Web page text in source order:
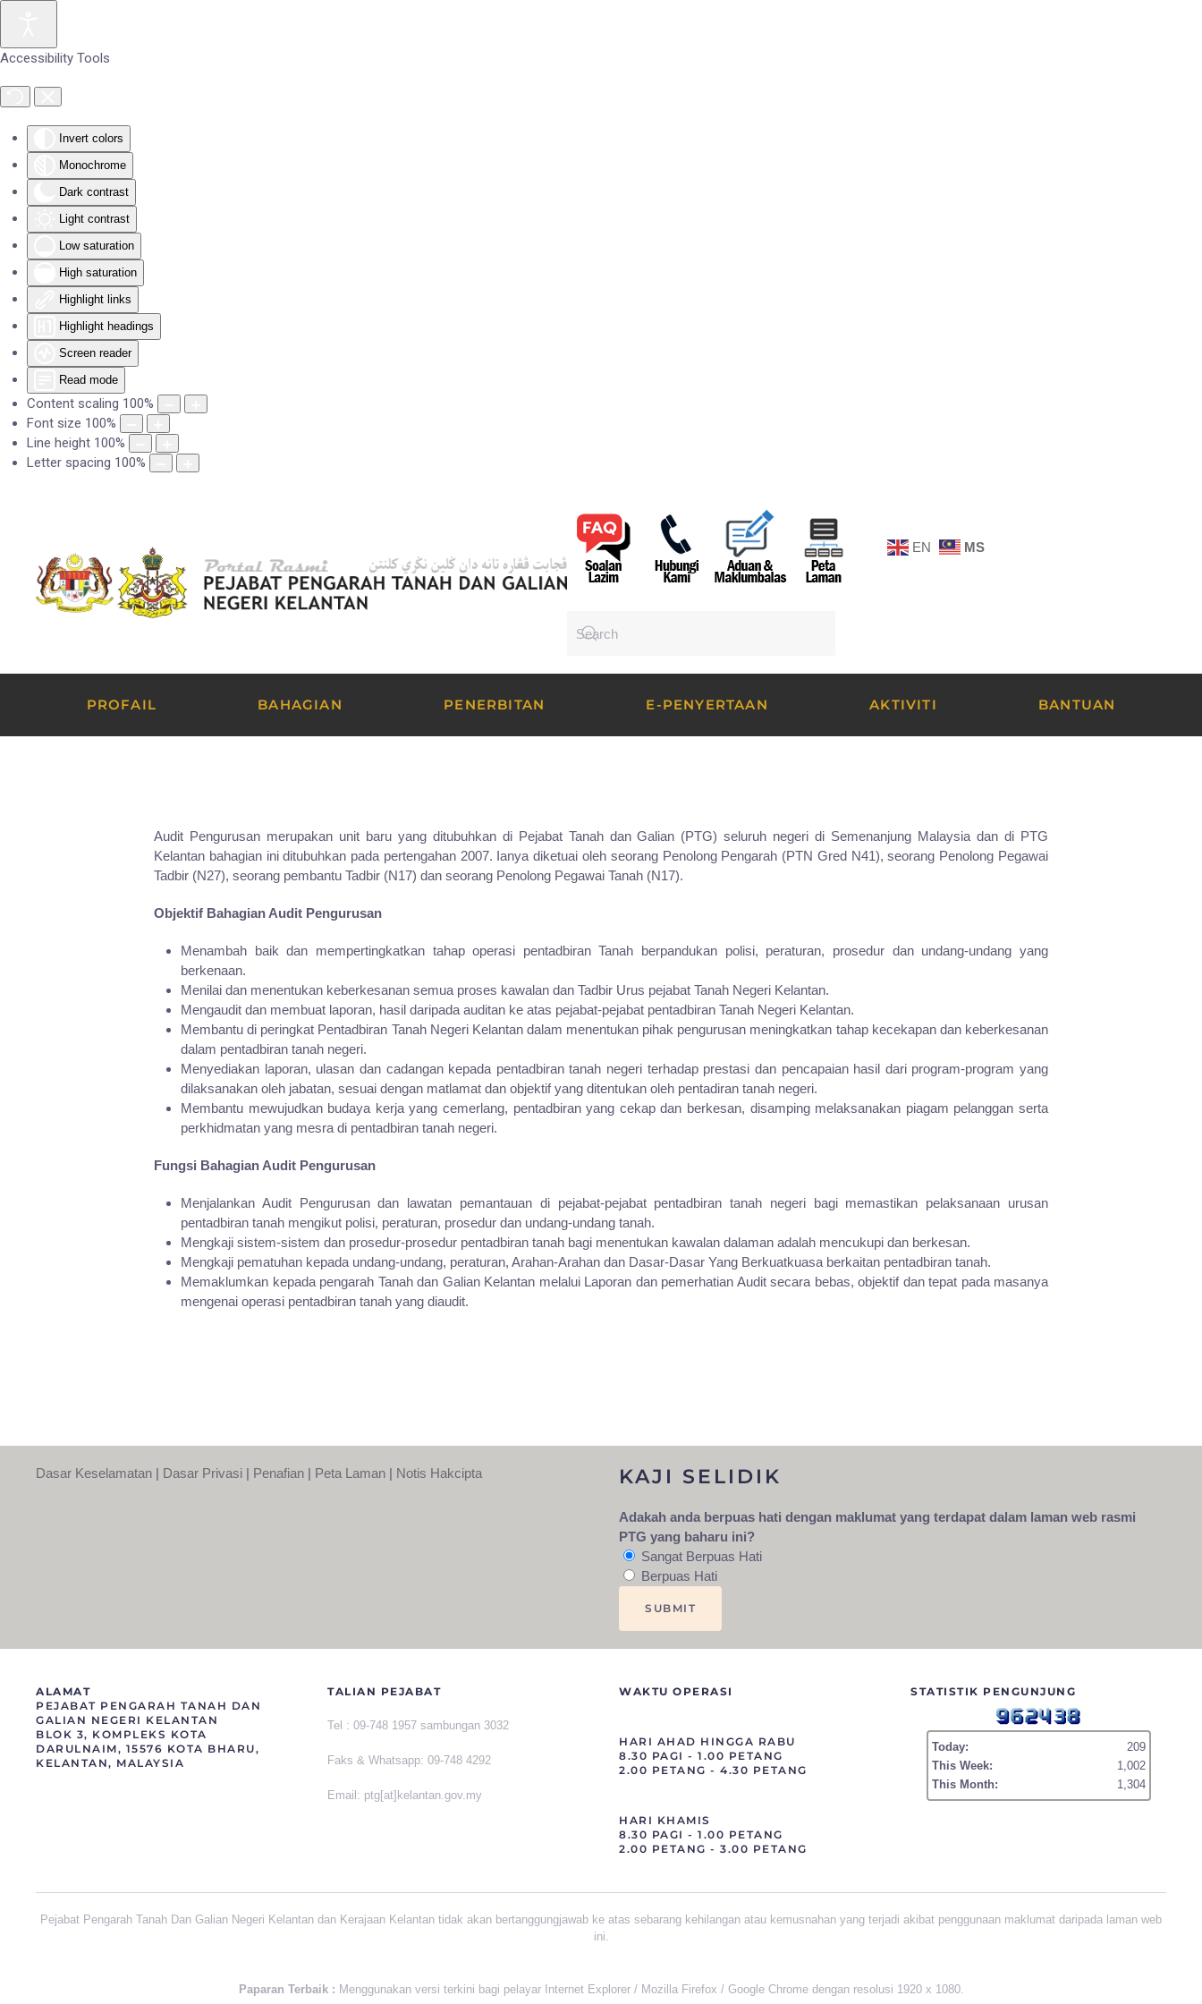
Accessibility Tools
Invert colors
Monochrome
Dark contrast
Light contrast
Low saturation
High saturation
Highlight links
Highlight headings
Screen reader
Read mode
Content scaling 100%
Font size 100%
Line height 100%
Letter spacing 100%
Skip to main content
EN MS
PROFAIL BAHAGIAN PENERBITAN E-PENYERTAAN AKTIVITI BANTUAN
Audit Pengurusan merupakan unit baru yang ditubuhkan di Pejabat Tanah dan Galian (PTG) seluruh negeri di Semenanjung Malaysia dan di PTG
Kelantan bahagian ini ditubuhkan pada pertengahan 2007. Ianya diketuai oleh seorang Penolong Pengarah (PTN Gred N41), seorang Penolong Pegawai
Tadbir (N27), seorang pembantu Tadbir (N17) dan seorang Penolong Pegawai Tanah (N17).
Objektif Bahagian Audit Pengurusan
Menambah baik dan mempertingkatkan tahap operasi pentadbiran Tanah berpandukan polisi, peraturan, prosedur dan undang-undang yang
berkenaan.
Menilai dan menentukan keberkesanan semua proses kawalan dan Tadbir Urus pejabat Tanah Negeri Kelantan.
Mengaudit dan membuat laporan, hasil daripada auditan ke atas pejabat-pejabat pentadbiran Tanah Negeri Kelantan.
Membantu di peringkat Pentadbiran Tanah Negeri Kelantan dalam menentukan pihak pengurusan meningkatkan tahap kecekapan dan keberkesanan
dalam pentadbiran tanah negeri.
Menyediakan laporan, ulasan dan cadangan kepada pentadbiran tanah negeri terhadap prestasi dan pencapaian hasil dari program-program yang
dilaksanakan oleh jabatan, sesuai dengan matlamat dan objektif yang ditentukan oleh pentadiran tanah negeri.
Membantu mewujudkan budaya kerja yang cemerlang, pentadbiran yang cekap dan berkesan, disamping melaksanakan piagam pelanggan serta
perkhidmatan yang mesra di pentadbiran tanah negeri.
Fungsi Bahagian Audit Pengurusan
Menjalankan Audit Pengurusan dan lawatan pemantauan di pejabat-pejabat pentadbiran tanah negeri bagi memastikan pelaksanaan urusan
pentadbiran tanah mengikut polisi, peraturan, prosedur dan undang-undang tanah.
Mengkaji sistem-sistem dan prosedur-prosedur pentadbiran tanah bagi menentukan kawalan dalaman adalah mencukupi dan berkesan.
Mengkaji pematuhan kepada undang-undang, peraturan, Arahan-Arahan dan Dasar-Dasar Yang Berkuatkuasa berkaitan pentadbiran tanah.
Memaklumkan kepada pengarah Tanah dan Galian Kelantan melalui Laporan dan pemerhatian Audit secara bebas, objektif dan tepat pada masanya
mengenai operasi pentadbiran tanah yang diaudit.
Dasar Keselamatan Dasar Privasi Penafian Peta Laman Notis Hakcipta KAJI SELIDIK
Adakah anda berpuas hati dengan maklumat yang terdapat dalam laman web rasmi
PTG yang baharu ini?
Sangat Berpuas Hati
Berpuas Hati
ALAMAT
PEJABAT PENGARAH TANAH DAN
GALIAN NEGERI KELANTAN
BLOK 3, KOMPLEKS KOTA
DARULNAIM, 15576 KOTA BHARU,
KELANTAN, MALAYSIA
TALIAN PEJABAT
Tel : 09-748 1957 sambungan 3032
Faks & Whatsapp: 09-748 4292
Email: ptg[at]kelantan.gov.my
WAKTU OPERASI
HARI AHAD HINGGA RABU
8.30 PAGI - 1.00 PETANG
2.00 PETANG - 4.30 PETANG
HARI KHAMIS
8.30 PAGI - 1.00 PETANG
2.00 PETANG - 3.00 PETANG
STATISTIK PENGUNJUNG
Today:
209
This Week:
1,002
This Month:
1,304
Pejabat Pengarah Tanah Dan Galian Negeri Kelantan dan Kerajaan Kelantan tidak akan bertanggungjawab ke atas sebarang kehilangan atau kemusnahan yang terjadi akibat penggunaan maklumat daripada laman web
ini.
Paparan Terbaik : Menggunakan versi terkini bagi pelayar Internet Explorer / Mozilla Firefox / Google Chrome dengan resolusi 1920 x 1080.